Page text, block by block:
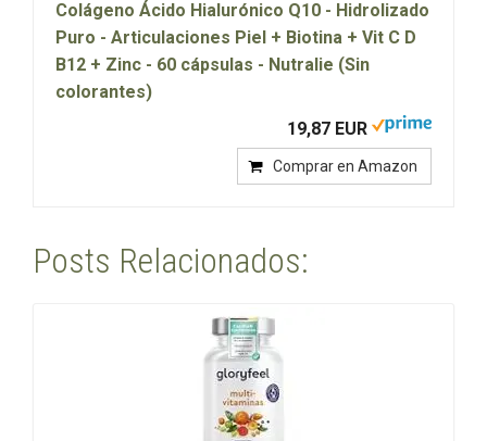
Colágeno Ácido Hialurónico Q10 - Hidrolizado
Puro - Articulaciones Piel + Biotina + Vit C D
B12 + Zinc - 60 cápsulas - Nutralie (Sin
colorantes)
19,87 EUR
Comprar en Amazon
Posts Relacionados: